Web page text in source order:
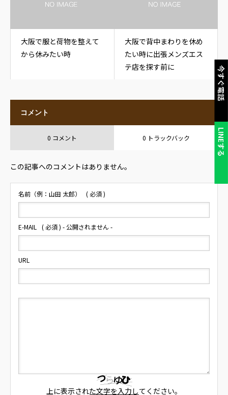
今すぐ電話
LINEする
大阪で服と荷物を整えて
から休みたい時
大阪で背中まわりを休め
たい時に出張メンズエス
テ店を探す前に
コメント
0 コメント 0 トラックバック
この記事へのコメントはありません。
名前（例：山田 太郎） ( 必須 )
E-MAIL ( 必須 ) - 公開されません -
URL
上に表示された文字を入力してください。